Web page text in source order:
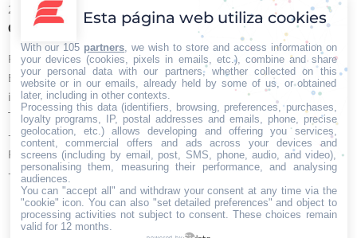
22/06/2026
Contacto Iberian Press
Principales vías de contacto:
E-mail:
info@iberianpress.es
Teléfono:
+34 911863556
Fax:
+34 911863556
Encuéntranos en:
Facebook
page
X
page
YouTube
page
Rss
page
Esta página web utiliza cookies
With our 105 partners , we wish to store and access information on
your devices (cookies, pixels in emails, etc.), combine and share
your personal data with our partners, whether collected on this
website or in our emails, already held by some of us, or obtained
later, including in other contexts.
Processing this data (identifiers, browsing, preferences, purchases,
loyalty programs, IP, postal addresses and emails, phone, precise
geolocation, etc.) allows developing and offering you services,
content, commercial offers and ads across your devices and
screens (including by email, post, SMS, phone, audio, and video),
personalising them, measuring their performance, and analysing
audiences.
You can "accept all" and withdraw your consent at any time via the
"cookie" icon . You can also "set detailed preferences" and object to
processing activities not subject to consent. These choices remain
valid for 12 months.